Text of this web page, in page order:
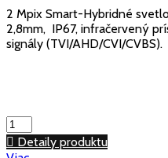
2 Mpix Smart-Hybridné
2,8mm, IP67, infračervený
signály (TVI/AHD/CVI/CVBS).
 Detaily produktu